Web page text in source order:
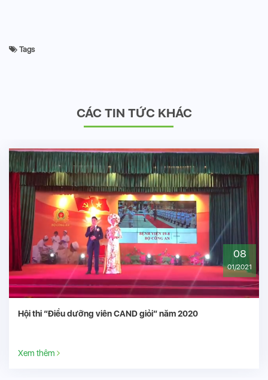
Tags
CÁC TIN TỨC KHÁC
08
01/2021
2020
CÁN BỘ CHIẾN SĨ BỆNH VIỆN 19-8